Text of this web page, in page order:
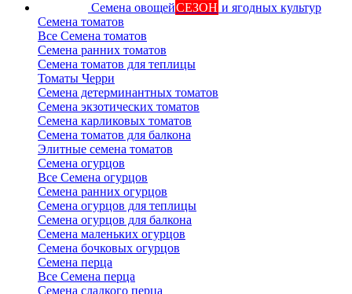
Семена овощейСЕЗОН и ягодных культур
Семена томатов
Все Семена томатов
Семена ранних томатов
Семена томатов для теплицы
Томаты Черри
Семена детерминантных томатов
Семена экзотических томатов
Семена карликовых томатов
Семена томатов для балкона
Элитные семена томатов
Семена огурцов
Все Семена огурцов
Семена ранних огурцов
Семена огурцов для теплицы
Семена огурцов для балкона
Семена маленьких огурцов
Семена бочковых огурцов
Семена перца
Все Семена перца
Семена сладкого перца